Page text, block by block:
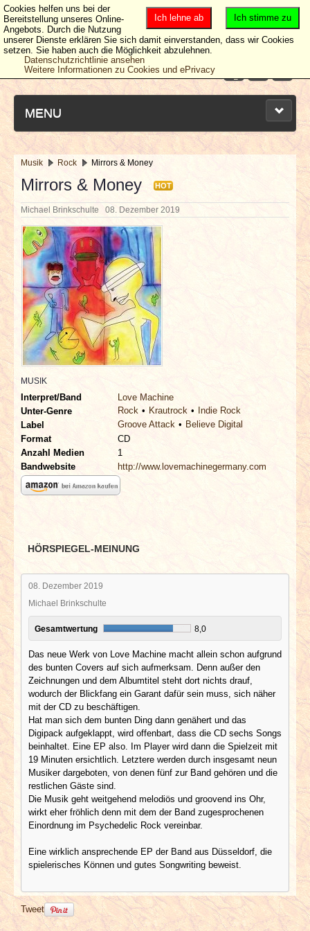
MENU
NEUESTE ARTIKEL
NEWS & DATES
BERICHTE
VERLOSUNGEN
INTERVIEWS
SPECIALS
REDAKTION
LINKS
ARCHIV
Musik Rock Mirrors & Money
Mirrors & Money HOT
Michael Brinkschulte 08. Dezember 2019
MUSIK
Interpret/Band
Love Machine
Unter-Genre
Rock Krautrock
Indie Rock
Label
Groove Attack
Believe Digital
Format
CD
Anzahl Medien
1
Bandwebsite
http://www.lovemachinegermany.com
HÖRSPIEGEL-MEINUNG
08. Dezember 2019
Michael Brinkschulte
Gesamtwertung 8,0
Das neue Werk von Love Machine macht allein schon aufgrund
des bunten Covers auf sich aufmerksam. Denn außer den
Zeichnungen und dem Albumtitel steht dort nichts drauf,
wodurch der Blickfang ein Garant dafür sein muss, sich näher
mit der CD zu beschäftigen.
Hat man sich dem bunten Ding dann genähert und das
Digipack aufgeklappt, wird offenbart, dass die CD sechs Songs
beinhaltet. Eine EP also. Im Player wird dann die Spielzeit mit
19 Minuten ersichtlich. Letztere werden durch insgesamt neun
Musiker dargeboten, von denen fünf zur Band gehören und die
restlichen Gäste sind.
Die Musik geht weitgehend melodiös und groovend ins Ohr,
wirkt eher fröhlich denn mit dem der Band zugesprochenen
Einordnung im Psychedelic Rock vereinbar.
Eine wirklich ansprechende EP der Band aus Düsseldorf, die
spielerisches Können und gutes Songwriting beweist.
Tweet
Ich stimme zu
Ich lehne ab
Cookies helfen uns bei der
Bereitstellung unseres Online-
Angebots. Durch die Nutzung
unserer Dienste erklären Sie sich damit einverstanden, dass wir Cookies
setzen. Sie haben auch die Möglichkeit abzulehnen.
Datenschutzrichtlinie ansehen
Weitere Informationen zu Cookies und ePrivacy